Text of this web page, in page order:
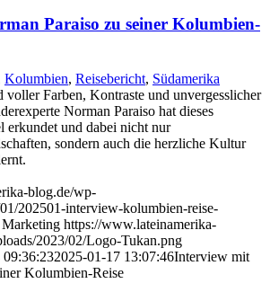
Paraiso zu seiner Kolumbien-
Kolumbien, Reisebericht, Südamerika
Farben, Kontraste und unvergesslicher
Norman Paraiso hat dieses
erkundet und dabei nicht nur
sondern auch die herzliche Kultur
blog.de/wp-
202501-interview-kolumbien-reise-
Marketing https://www.lateinamerika-
2023/02/Logo-Tukan.png
09:36:232025-01-17 13:07:46Interview mit
Kolumbien-Reise